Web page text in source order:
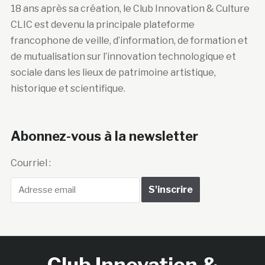
18 ans après sa création, le Club Innovation & Culture
CLIC est devenu la principale plateforme
francophone de veille, d’information, de formation et
de mutualisation sur l’innovation technologique et
sociale dans les lieux de patrimoine artistique,
historique et scientifique.
Abonnez-vous à la newsletter
Courriel :